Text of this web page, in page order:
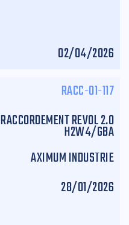
02/04/2026
RACC-01-117
RACCORDEMENT REVOL 2.0
H2W4/GBA
AXIMUM INDUSTRIE
28/01/2026